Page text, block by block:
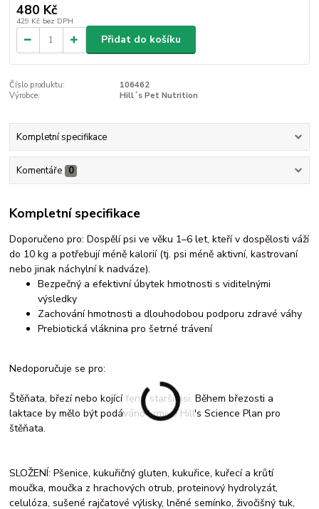
480 Kč
429 Kč bez DPH
Přidat do košíku
Číslo produktu:
106462
Výrobce:
Hill´s Pet Nutrition
Kompletní specifikace
Komentáře 0
Kompletní specifikace
Doporučeno pro: Dospělí psi ve věku 1–6 let, kteří v dospělosti váží
do 10 kg a potřebují méně kalorií (tj. psi méně aktivní, kastrovaní
nebo jinak náchylní k nadváze).
Bezpečný a efektivní úbytek hmotnosti s viditelnými
výsledky
Zachování hmotnosti a dlouhodobou podporu zdravé váhy
Prebiotická vláknina pro šetrné trávení
Nedoporučuje se pro:
Štěňata, březí nebo kojící feny, starší psi. Během březosti a
laktace by mělo být podáváno krmivo Hill's Science Plan pro
štěňata.
SLOŽENÍ: Pšenice, kukuřičný gluten, kukuřice, kuřecí a krůtí
moučka, moučka z hrachových otrub, proteinový hydrolyzát,
celulóza, sušené rajčatové výlisky, lněné semínko, živočišný tuk,